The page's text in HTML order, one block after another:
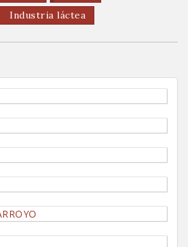
Industria láctea